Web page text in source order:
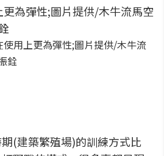
用上更為彈性;圖片提供/木牛流
銓
(建築繁殖場)的訓練方式比